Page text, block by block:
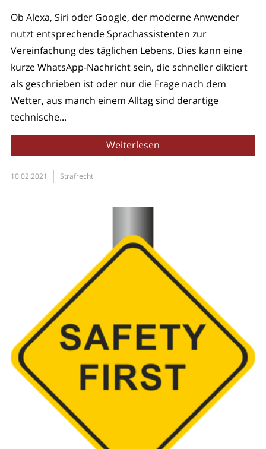
Ob Alexa, Siri oder Google, der moderne Anwender
nutzt entsprechende Sprachassistenten zur
Vereinfachung des täglichen Lebens. Dies kann eine
kurze WhatsApp-Nachricht sein, die schneller diktiert
als geschrieben ist oder nur die Frage nach dem
Wetter, aus manch einem Alltag sind derartige
technische...
Weiterlesen
10.02.2021 Strafrecht